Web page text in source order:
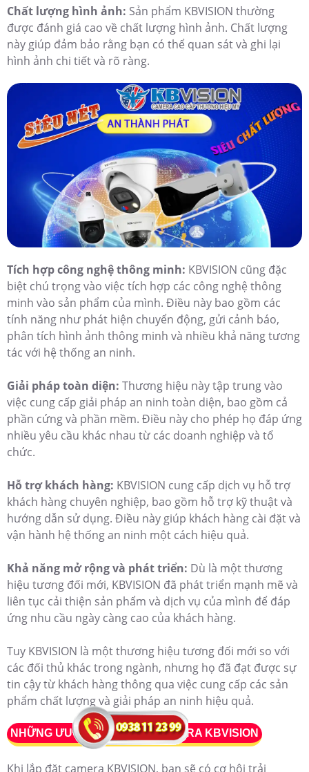
Chất lượng hình ảnh: Sản phẩm KBVISION thường
được đánh giá cao về chất lượng hình ảnh. Chất lượng
này giúp đảm bảo rằng bạn có thể quan sát và ghi lại
hình ảnh chi tiết và rõ ràng.
Tích hợp công nghệ thông minh: KBVISION cũng đặc
biệt chú trọng vào việc tích hợp các công nghệ thông
minh vào sản phẩm của mình. Điều này bao gồm các
tính năng như phát hiện chuyển động, gửi cảnh báo,
phân tích hình ảnh thông minh và nhiều khả năng tương
tác với hệ thống an ninh.
Giải pháp toàn diện: Thương hiệu này tập trung vào
việc cung cấp giải pháp an ninh toàn diện, bao gồm cả
phần cứng và phần mềm. Điều này cho phép họ đáp ứng
nhiều yêu cầu khác nhau từ các doanh nghiệp và tổ
chức.
Hỗ trợ khách hàng: KBVISION cung cấp dịch vụ hỗ trợ
khách hàng chuyên nghiệp, bao gồm hỗ trợ kỹ thuật và
hướng dẫn sử dụng. Điều này giúp khách hàng cài đặt và
vận hành hệ thống an ninh một cách hiệu quả.
Khả năng mở rộng và phát triển: Dù là một thương
hiệu tương đối mới, KBVISION đã phát triển mạnh mẽ và
liên tục cải thiện sản phẩm và dịch vụ của mình để đáp
ứng nhu cầu ngày càng cao của khách hàng.
Tuy KBVISION là một thương hiệu tương đối mới so với
các đối thủ khác trong ngành, nhưng họ đã đạt được sự
tin cậy từ khách hàng thông qua việc cung cấp các sản
phẩm chất lượng và giải pháp an ninh hiệu quả.
NHỮNG ƯU ĐIỂM KHI LẮP CAMERA KBVISION
Khi lắp đặt camera KBVISION, bạn sẽ có cơ hội trải